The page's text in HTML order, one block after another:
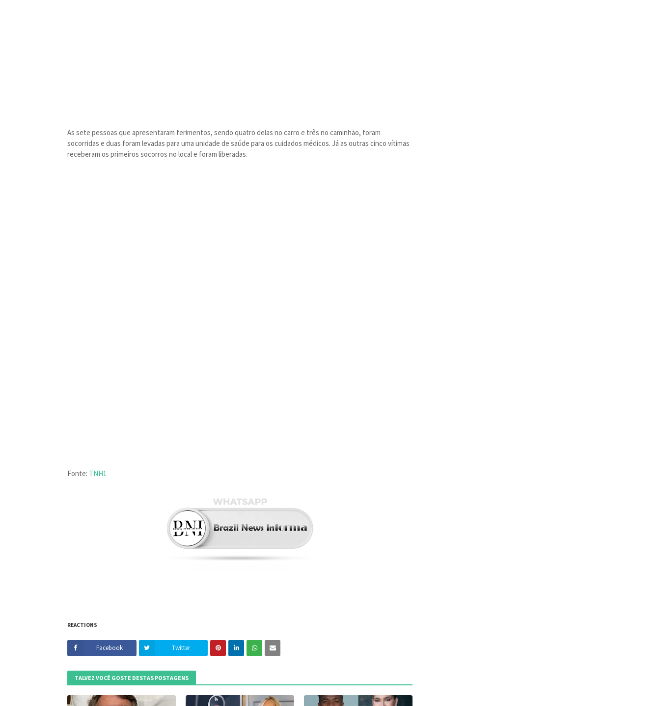
As sete pessoas que apresentaram ferimentos, sendo quatro delas no carro e três no caminhão, foram
socorridas e duas foram levadas para uma unidade de saúde para os cuidados médicos. Já as outras cinco vítimas
receberam os primeiros socorros no local e foram liberadas.
Fonte: TNH1
REACTIONS
Facebook Twitter
TALVEZ VOCÊ GOSTE DESTAS POSTAGENS